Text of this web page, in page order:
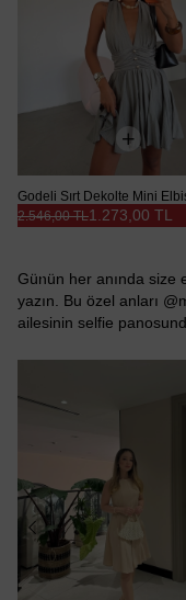
Godeli Sırt Dekolte Mini
1.273,00 TL
2.546,00 TL
Günün her anında size
yazın. Bu özel anları
ailesinin selfie